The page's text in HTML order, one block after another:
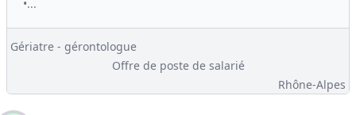
•...
Gériatre - gérontologue
Offre de poste de salarié
Rhône-Alpes